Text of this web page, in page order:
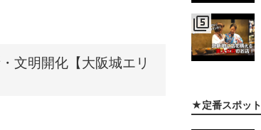
文明開化【大阪城エリ
filter_5
★定番スポット